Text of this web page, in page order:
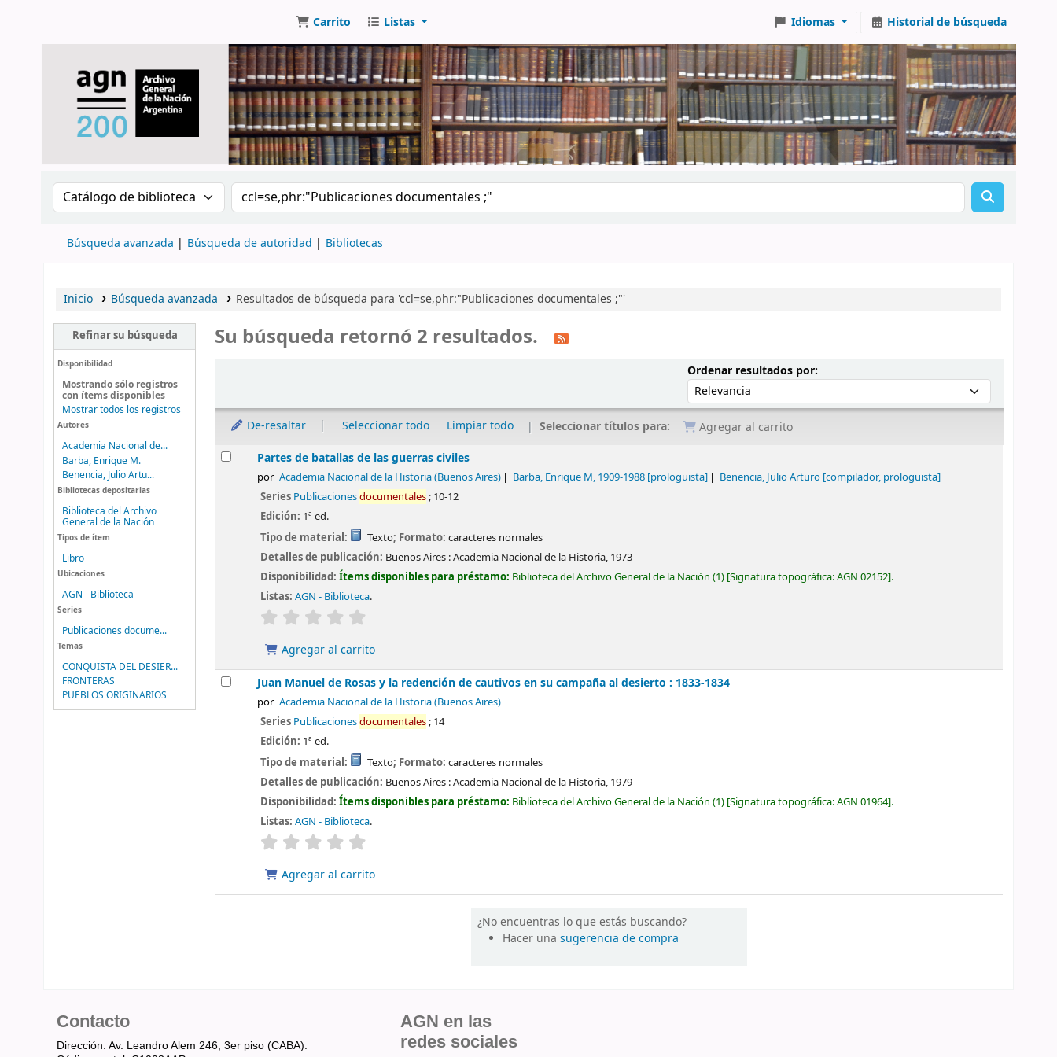
Carrito Listas Idiomas Historial de búsqueda
Buscar en el catálogo por: Buscar en el catálogo
Búsqueda avanzada Búsqueda de autoridad Bibliotecas
Inicio Búsqueda avanzada Resultados de búsqueda para 'ccl=se,phr:"Publicaciones documentales ;"'
Refinar su búsqueda
Disponibilidad
Mostrando sólo registros
con ítems disponibles
Mostrar todos los registros
Autores
Academia Nacional de...
Barba, Enrique M.
Benencia, Julio Artu...
Bibliotecas depositarias
Biblioteca del Archivo
General de la Nación
Tipos de ítem
Libro
Ubicaciones
AGN - Biblioteca
Series
Publicaciones docume...
Temas
CONQUISTA DEL DESIER...
FRONTERAS
PUEBLOS ORIGINARIOS
Su búsqueda retornó 2 resultados.
Ordenar resultados por:Ordenar por:
De-resaltar Seleccionar todo Limpiar todo Seleccionar títulos para:
Agregar al carrito
ResultadosPartes de batallas de las guerras civiles
por Academia Nacional de la Historia (Buenos Aires) Barba, Enrique M, 1909-1988[prologuista] Benencia, Julio Arturo[compilador, prologuista]
Series Publicacionesdocumentales; 10-12
Edición: 1ª ed.
Tipo de material:
Texto; Formato: caracteres normales
Detalles de publicación: Buenos Aires :Academia Nacional de la Historia, 1973
Disponibilidad:Ítems disponibles para préstamo: Biblioteca del Archivo General de la Nación (1) Signatura topográfica:AGN 02152 .
Listas: AGN - Biblioteca.
valoración
Agregar al carrito
Juan Manuel de Rosas y la redención de cautivos en su campaña al desierto : 1833-1834
por Academia Nacional de la Historia (Buenos Aires)
Series Publicacionesdocumentales; 14
Edición: 1ª ed.
Tipo de material:
Texto; Formato: caracteres normales
Detalles de publicación: Buenos Aires :Academia Nacional de la Historia, 1979
Disponibilidad:Ítems disponibles para préstamo: Biblioteca del Archivo General de la Nación (1) Signatura topográfica:AGN 01964 .
Listas: AGN - Biblioteca.
valoración
Agregar al carrito
¿No encuentras lo que estás buscando?
Hacer unasugerencia de compra
Contacto
Dirección: Av. Leandro Alem 246, 3er piso (CABA).
AGN en las
redes sociales